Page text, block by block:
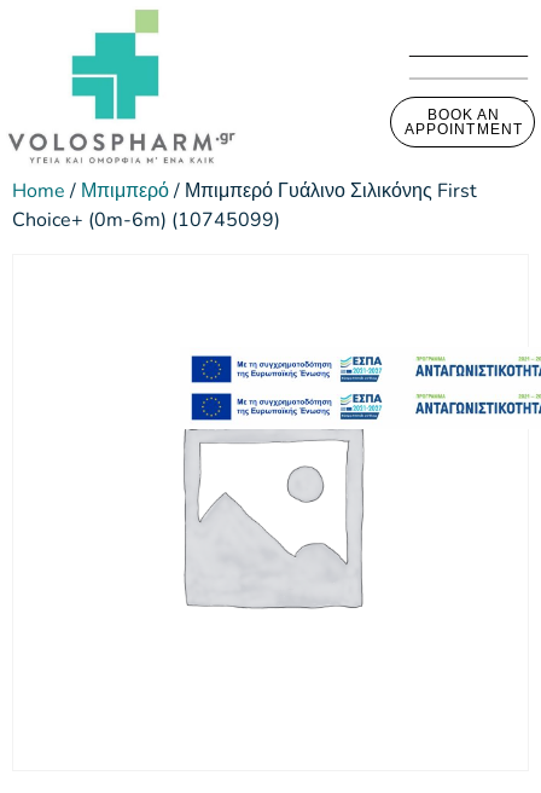
BOOK AN
APPOINTMENT
Home/ Μπιμπερό/ Μπιμπερό Γυάλινο Σιλικόνης First
Choice+ (0m-6m) (10745099)